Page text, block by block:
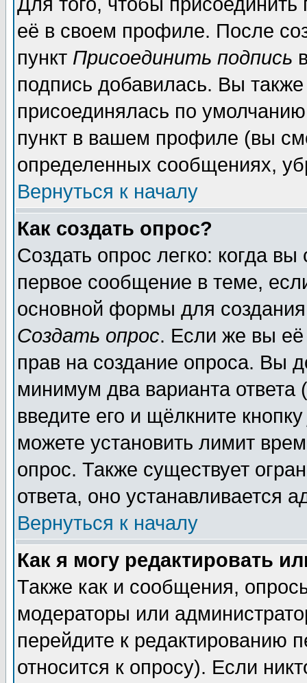
её в своем профиле. После
пункт Присоединить подпись
подпись добавилась. Вы
присоединялась по
пункт в вашем профиле (вы
определенных сообщениях,
Вернуться к началу
Как создать опрос?
Создать опрос легко: когда
первое сообщение в теме,
основной формы для
Создать опрос. Если же вы её
прав на создание опроса. Вы
минимум два варианта ответа
введите его и щёлкните
можете установить лимит
опрос. Также существует
ответа, оно устанавливается
Вернуться к началу
Как я могу редактировать
Также как и сообщения,
модераторы или
перейдите к редактированию
относится к опросу). Если